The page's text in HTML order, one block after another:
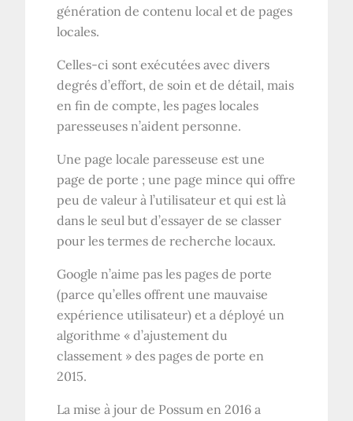
génération de contenu local et de pages
locales.
Celles-ci sont exécutées avec divers
degrés d’effort, de soin et de détail, mais
en fin de compte, les pages locales
paresseuses n’aident personne.
Une page locale paresseuse est une
page de porte ; une page mince qui offre
peu de valeur à l’utilisateur et qui est là
dans le seul but d’essayer de se classer
pour les termes de recherche locaux.
Google n’aime pas les pages de porte
(parce qu’elles offrent une mauvaise
expérience utilisateur) et a déployé un
algorithme « d’ajustement du
classement » des pages de porte en
2015.
La mise à jour de Possum en 2016 a